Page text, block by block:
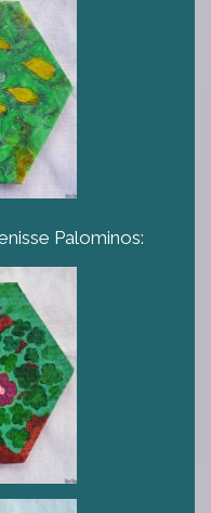
Palominos: